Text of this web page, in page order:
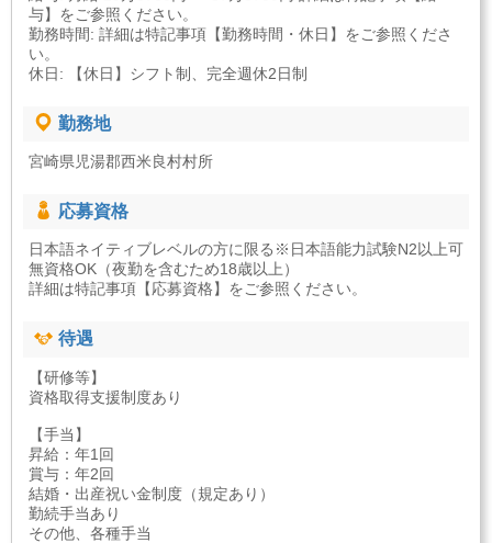
与】をご参照ください。
勤務時間: 詳細は特記事項【勤務時間・休日】をご参照くださ
い。
休日: 【休日】シフト制、完全週休2日制
勤務地
宮崎県児湯郡西米良村村所
応募資格
日本語ネイティブレベルの方に限る※日本語能力試験N2以上可
無資格OK（夜勤を含むため18歳以上）
詳細は特記事項【応募資格】をご参照ください。
待遇
【研修等】
資格取得支援制度あり
【手当】
昇給：年1回
賞与：年2回
結婚・出産祝い金制度（規定あり）
勤続手当あり
その他、各種手当